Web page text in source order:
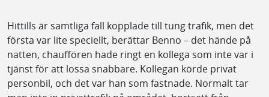
Hittills är samtliga fall kopplade till tung trafik, men det
första var lite speciellt, berättar Benno – det hände på
natten, chauffören hade ringt en kollega som inte var i
tjänst för att lossa snabbare. Kollegan körde privat
personbil, och det var han som fastnade. Normalt tar